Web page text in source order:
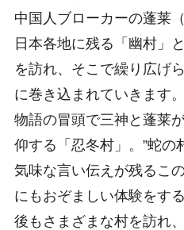
中国人ブローカーの蓬莱
日本各地に残る「幽村」
を訪れ、そこで繰り広げ
に巻き込まれていきます。
物語の冒頭で三神と蓬莱
仰する「忍冬村」。”蛇の
気味な言い伝えが残るこ
にもおぞましい体験をす
後もさまざまな村を訪れ